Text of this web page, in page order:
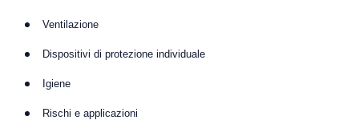
Ventilazione
Dispositivi di protezione individuale
Igiene
Rischi e applicazioni